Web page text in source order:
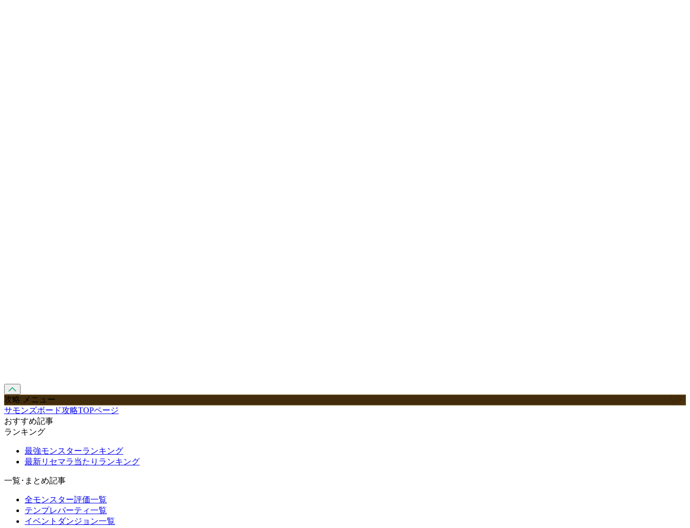
攻略 メニュー
サモンズボード攻略TOPページ
おすすめ記事
ランキング
最強モンスターランキング
最新リセマラ当たりランキング
一覧･まとめ記事
全モンスター評価一覧
テンプレパーティ一覧
イベントダンジョン一覧